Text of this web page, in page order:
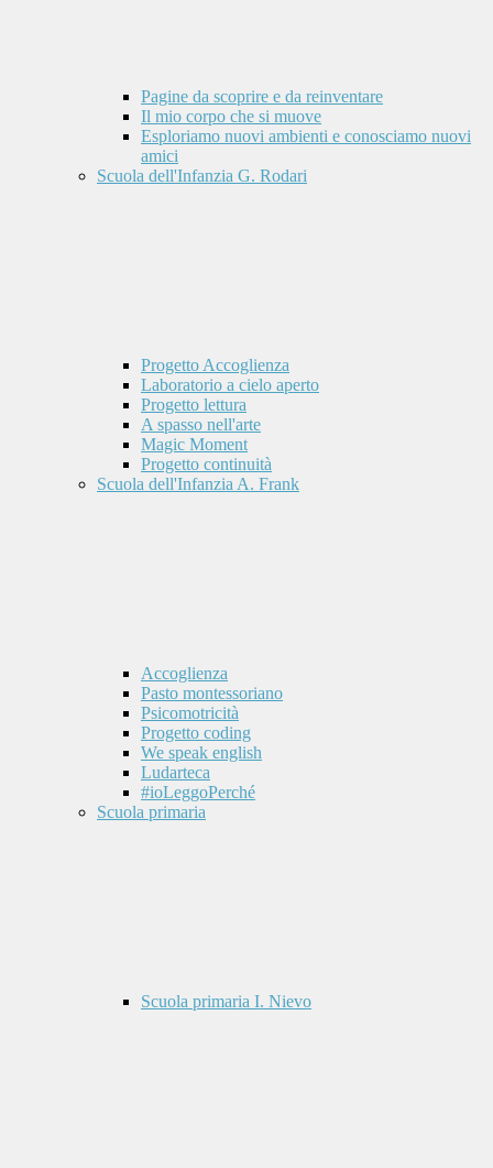
Pagine da scoprire e da reinventare
Il mio corpo che si muove
Esploriamo nuovi ambienti e conosciamo nuovi
amici
Scuola dell'Infanzia G. Rodari
Progetto Accoglienza
Laboratorio a cielo aperto
Progetto lettura
A spasso nell'arte
Magic Moment
Progetto continuità
Scuola dell'Infanzia A. Frank
Accoglienza
Pasto montessoriano
Psicomotricità
Progetto coding
We speak english
Ludarteca
#ioLeggoPerché
Scuola primaria
Scuola primaria I. Nievo